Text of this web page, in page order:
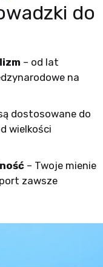
do
– od lat
na
dostosowane do
wielkości
– Twoje mienie
zawsze